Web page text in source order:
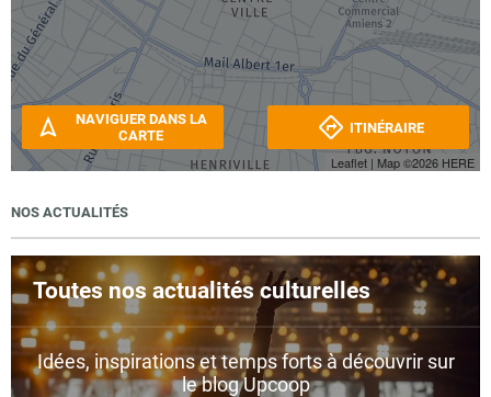
Leaflet | Map ©2026 HERE
NAVIGUER DANS LA
CARTE
ITINÉRAIRE
NOS ACTUALITÉS
Toutes nos actualités culturelles
Idées, inspirations et temps forts à découvrir sur
le blog Upcoop